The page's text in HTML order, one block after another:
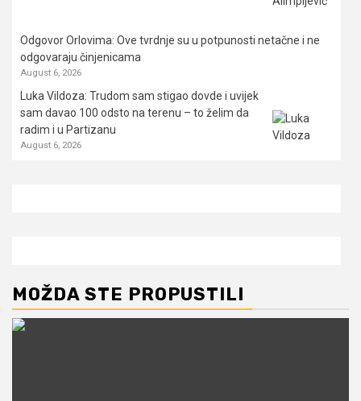
Odgovor Orlovima: ​Ove tvrdnje su u potpunosti netačne i ne
odgovaraju činjenicama
August 6, 2026
Luka Vildoza: Trudom sam stigao dovde i uvijek
sam davao 100 odsto na terenu – to želim da
radim i u Partizanu
August 6, 2026
MOŽDA STE PROPUSTILI